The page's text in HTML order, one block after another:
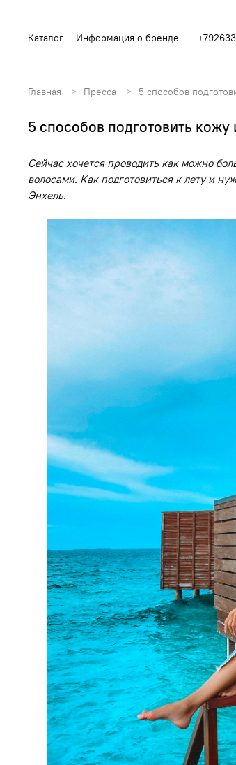
Каталог Информация о бренде
Главная Пресса 5 способов
5 способов подготовить кожу
Сейчас хочется проводить как можно
волосами. Как подготовиться к лету и
Энхель.